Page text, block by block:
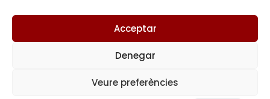
Acceptar
Denegar
Veure preferències
© Turisme Castielfabib 2025 | Disseny i